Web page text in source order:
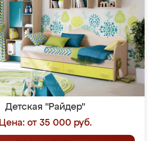
Детская "Райдер"
Цена: от 35 000 руб.